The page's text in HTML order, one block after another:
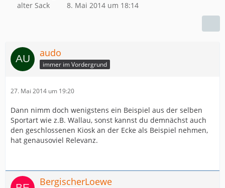
alter Sack 8. Mai 2014 um 18:14
audo
immer im Vordergrund
27. Mai 2014 um 19:20
Dann nimm doch wenigstens ein Beispiel aus der selben
Sportart wie z.B. Wallau, sonst kannst du demnächst auch
den geschlossenen Kiosk an der Ecke als Beispiel nehmen,
hat genausoviel Relevanz.
BergischerLoewe